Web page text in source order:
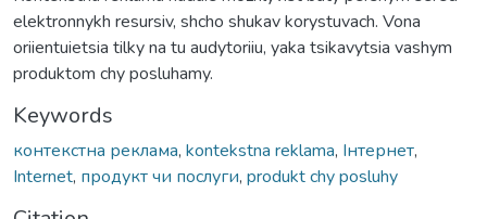
elektronnykh resursiv, shcho shukav korystuvach. Vona
oriientuietsia tilky na tu audytoriiu, yaka tsikavytsia vashym
produktom chy posluhamy.
Keywords
контекстна реклама, kontekstna reklama, Інтернет,
Internet, продукт чи послуги, produkt chy posluhy